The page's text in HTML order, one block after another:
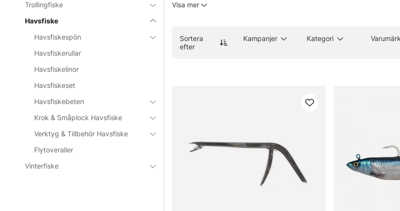
Trollingfiske
Havsfiske
Havsfiskespön
Havsfiskerullar
Havsfiskelinor
Havsfiskeset
Havsfiskebeten
Krok & Småplock Havsfiske
Verktyg & Tillbehör Havsfiske
Flytoveraller
Vinterfiske
bort om man bara scrollar förbi.
Vad passar bäst när strömmen är hård?
Visa mer
Sortera
efter
Kampanjer Kategori